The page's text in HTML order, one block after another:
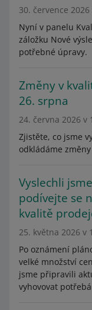
30. července 2026
Nyní v panelu
záložku Nové
potřebné úpravy.
Změny v
26. srpna
24. června 2026 v
Zjistěte, co jsme
odkládáme
Vyslechli
podívejte se
kvalitě
25. května 2026 v
Po oznámení
velké množství
jsme připravili
vyhovovat